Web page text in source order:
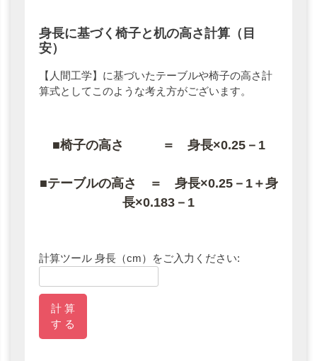
身長に基づく椅子と机の高さ計算（目
安）
【人間工学】に基づいたテーブルや椅子の高さ計
算式としてこのような考え方がございます。
■椅子の高さ ＝ 身長×0.25－1
■テーブルの高さ ＝ 身長×0.25－1＋身
長×0.183－1
計算ツール 身長（cm）をご入力ください:
計 算
す る